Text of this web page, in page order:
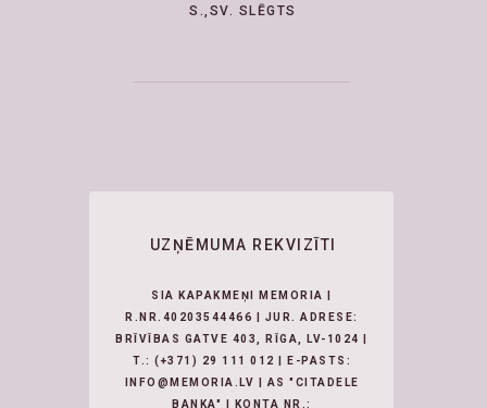
S.,SV. SLĒGTS
UZŅĒMUMA REKVIZĪTI
SIA KAPAKMEŅI MEMORIA |
R.NR.40203544466 | JUR. ADRESE:
BRĪVĪBAS GATVE 403, RĪGA, LV-1024 |
T.: (+371) 29 111 012
| E-PASTS:
INFO@MEMORIA.LV | AS "CITADELE
BANKA" | KONTA NR.: